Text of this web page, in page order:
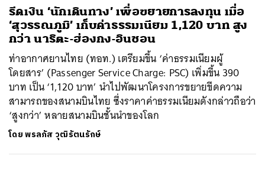
รีดเงิน ‘นักเดินทาง’ เพื่อขยายการลงทุน เมื่อ
‘สุวรรณภูมิ’ เก็บค่าธรรมเนียม 1,120 บาท สูง
กว่า นาริตะ-ฮ่องกง-อินชอน
ท่าอากาศยานไทย (ทอท.) เตรียมขึ้น ‘ค่าธรรมเนียมผู้
โดยสาร’ (Passenger Service Charge: PSC) เพิ่มขึ้น 390
บาท เป็น ‘1,120 บาท’ นำไปพัฒนาโครงการขยายขีดความ
สามารถของสนามบินไทย ซึ่งราคาค่าธรรมเนียมดังกล่าวถือว่า
‘สูงกว่า’ หลายสนามบินชั้นนำของโลก
โดยพรลภัส วุฒิรัตนรักษ์